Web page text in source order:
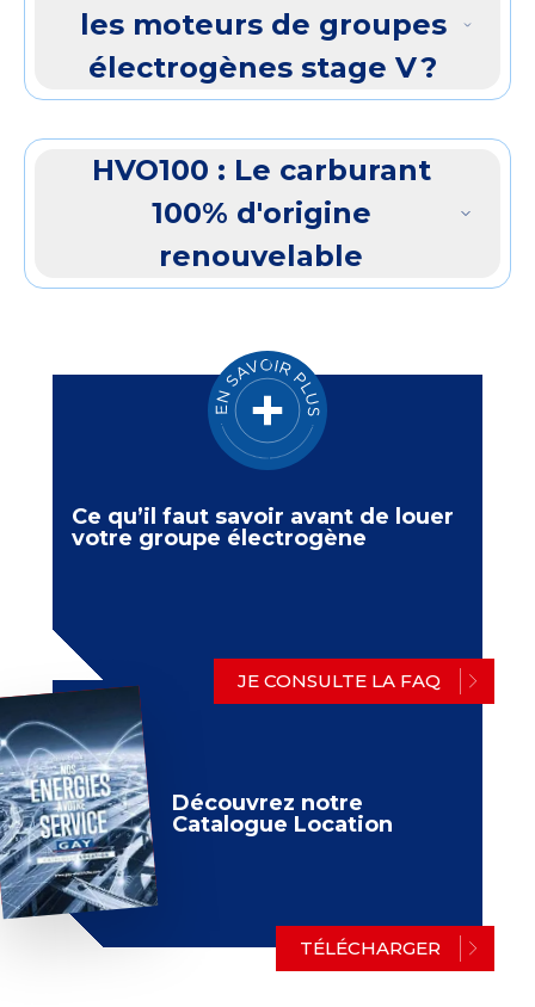
les moteurs de groupes
électrogènes stage V ?
HVO100 : Le carburant
100% d'origine
renouvelable
Ce qu’il faut savoir avant de louer
votre groupe électrogène
JE CONSULTE LA FAQ
Découvrez notre
Catalogue Location
TÉLÉCHARGER